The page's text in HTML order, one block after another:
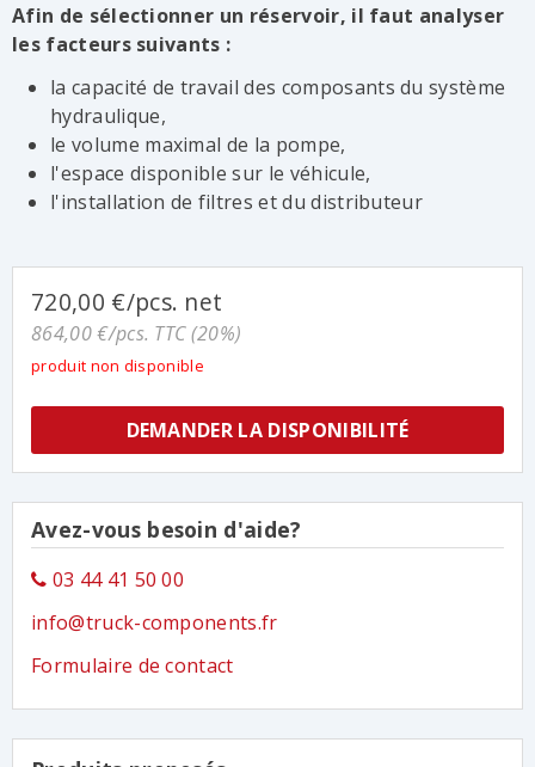
Afin de sélectionner un réservoir, il faut analyser
les facteurs suivants :
la capacité de travail des composants du système
hydraulique,
le volume maximal de la pompe,
l'espace disponible sur le véhicule,
l'installation de filtres et du distributeur
720,00 €/pcs. net
864,00 €/pcs. TTC (20%)
produit non disponible
DEMANDER LA DISPONIBILITÉ
Avez-vous besoin d'aide?
03 44 41 50 00
info@truck-components.fr
Formulaire de contact